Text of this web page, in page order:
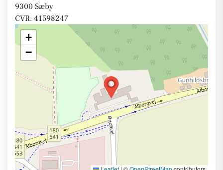
9300 Sæby
CVR: 41598247
+
−